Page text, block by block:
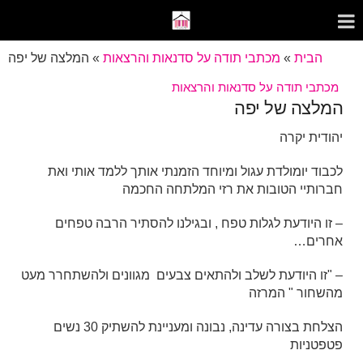
הבית» מכתבי תודה על סדנאות והרצאות» המלצה של יפה
מכתבי תודה על סדנאות והרצאות
המלצה של יפה
יהודית יקרה
לכבוד יומולדת עגול ומיוחד הזמנתי אותך ללמד אותי ואת
חברותיי הטובות את רזי המלתחה החכמה
– זו היודעת לגלות טפח , ובגילנו להסתיר הרבה טפחים
אחרים…
– "זו היודעת לשלב ולהתאים צבעים מגוונים ולהשתחרר מעט
מהשחור " המרזה
הצלחת בצורה עדינה, נבונה ומעניינת להשתיק 30 נשים
פטפטניות